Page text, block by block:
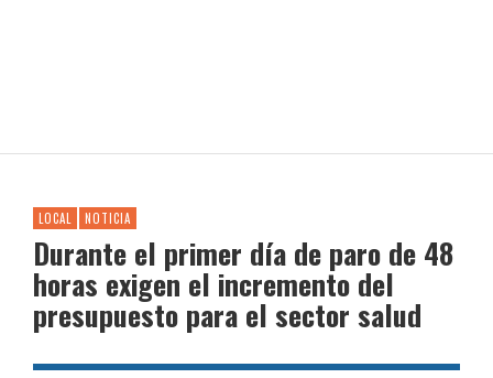
LOCAL NOTICIA
Durante el primer día de paro de 48
horas exigen el incremento del
presupuesto para el sector salud